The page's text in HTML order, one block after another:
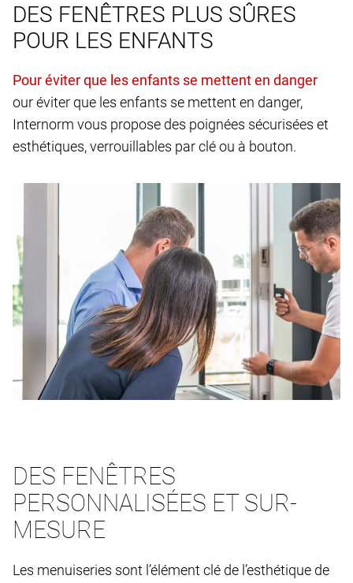
DES FENÊTRES PLUS SÛRES
POUR LES ENFANTS
our éviter que les enfants se mettent en danger,
Internorm vous propose des poignées sécurisées et
esthétiques, verrouillables par clé ou à bouton.
DES FENÊTRES
PERSONNALISÉES ET SUR-
MESURE
Les menuiseries sont l’élément clé de l’esthétique de